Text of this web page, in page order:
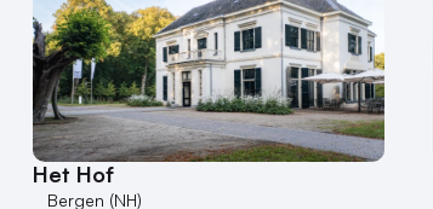
Het Hof
Bergen (NH)